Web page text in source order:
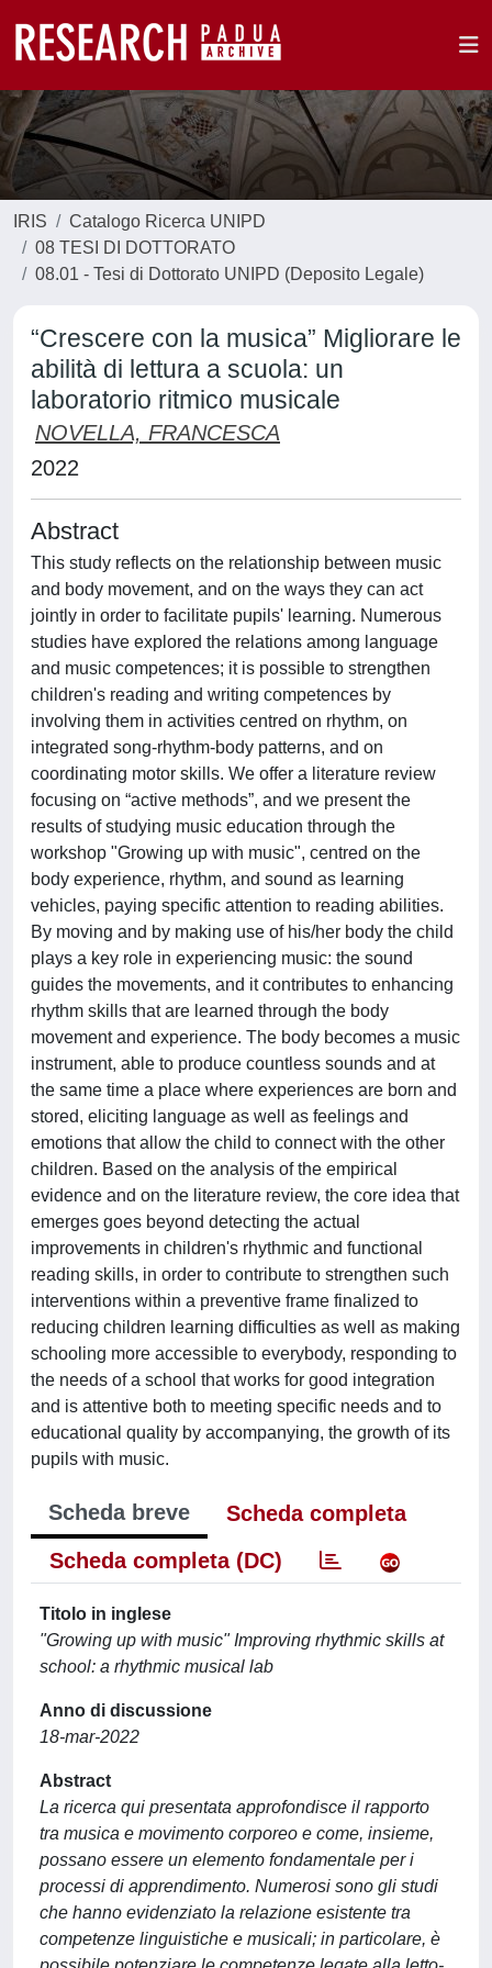
IRIS
Catalogo Ricerca UNIPD
08 TESI DI DOTTORATO
08.01 - Tesi di Dottorato UNIPD (Deposito Legale)
“Crescere con la musica” Migliorare le
abilità di lettura a scuola: un
laboratorio ritmico musicale
NOVELLA, FRANCESCA
2022
Abstract
This study reflects on the relationship between music
and body movement, and on the ways they can act
jointly in order to facilitate pupils' learning. Numerous
studies have explored the relations among language
and music competences; it is possible to strengthen
children's reading and writing competences by
involving them in activities centred on rhythm, on
integrated song-rhythm-body patterns, and on
coordinating motor skills. We offer a literature review
focusing on “active methods”, and we present the
results of studying music education through the
workshop "Growing up with music", centred on the
body experience, rhythm, and sound as learning
vehicles, paying specific attention to reading abilities.
By moving and by making use of his/her body the child
plays a key role in experiencing music: the sound
guides the movements, and it contributes to enhancing
rhythm skills that are learned through the body
movement and experience. The body becomes a music
instrument, able to produce countless sounds and at
the same time a place where experiences are born and
stored, eliciting language as well as feelings and
emotions that allow the child to connect with the other
children. Based on the analysis of the empirical
evidence and on the literature review, the core idea that
emerges goes beyond detecting the actual
improvements in children's rhythmic and functional
reading skills, in order to contribute to strengthen such
interventions within a preventive frame finalized to
reducing children learning difficulties as well as making
schooling more accessible to everybody, responding to
the needs of a school that works for good integration
and is attentive both to meeting specific needs and to
educational quality by accompanying, the growth of its
pupils with music.
Scheda breve
Scheda completa
Scheda completa (DC)
Titolo in inglese
"Growing up with music" Improving rhythmic skills at
school: a rhythmic musical lab
Anno di discussione
18-mar-2022
Abstract
La ricerca qui presentata approfondisce il rapporto
tra musica e movimento corporeo e come, insieme,
possano essere un elemento fondamentale per i
processi di apprendimento. Numerosi sono gli studi
che hanno evidenziato la relazione esistente tra
competenze linguistiche e musicali; in particolare, è